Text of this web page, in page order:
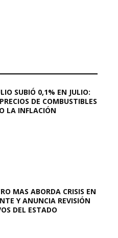
SUBIÓ 0,1% EN JULIO:
DE COMBUSTIBLES
LA INFLACIÓN
MAS ABORDA CRISIS EN
Y ANUNCIA REVISIÓN
DEL ESTADO